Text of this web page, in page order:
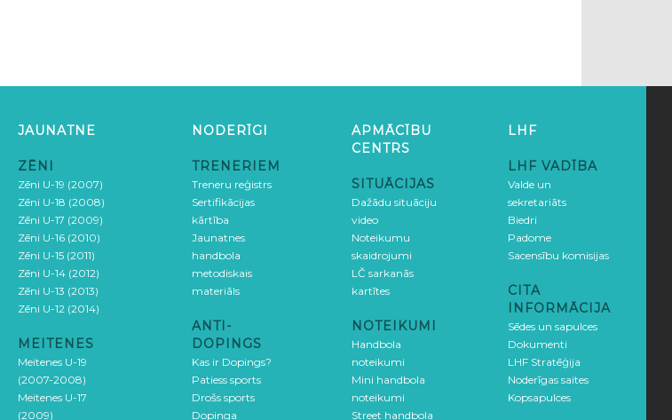
JAUNATNE
ZĒNI
Zēni U-19 (2007)
Zēni U-18 (2008)
Zēni U-17 (2009)
Zēni U-16 (2010)
Zēni U-15 (2011)
Zēni U-14 (2012)
Zēni U-13 (2013)
Zēni U-12 (2014)
MEITENES
Meitenes U-19
(2007-2008)
Meitenes U-17
(2009)
NODERĪGI
TRENERIEM
Treneru reģistrs
Sertifikācijas
kārtība
Jaunatnes
handbola
metodiskais
materiāls
ANTI-
DOPINGS
Kas ir Dopings?
Patiess sports
Drošs sports
Dopinga
APMĀCĪBU
CENTRS
SITUĀCIJAS
Dažādu situāciju
video
Noteikumu
skaidrojumi
LČ sarkanās
kartītes
NOTEIKUMI
Handbola
noteikumi
Mini handbola
noteikumi
Street handbola
LHF
LHF VADĪBA
Valde un
sekretariāts
Biedri
Padome
Sacensību komisijas
CITA
INFORMĀCIJA
Sēdes un sapulces
Dokumenti
LHF Stratēģija
Noderīgas saites
Kopsapulces